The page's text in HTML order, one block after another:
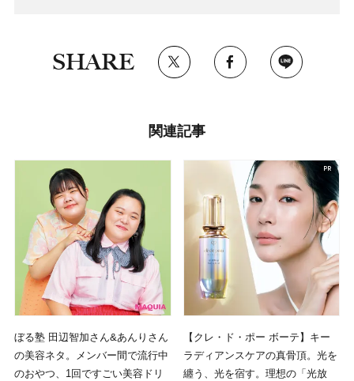
SHARE
関連記事
ぼる塾 田辺智加さん&あんりさん
の美容ネタ。メンバー間で流行中
のおやつ、1回ですごい美容ドリ
【クレ・ド・ポー ボーテ】キー
ラディアンスケアの真骨頂。光を
纏う、光を宿す。理想の「光放